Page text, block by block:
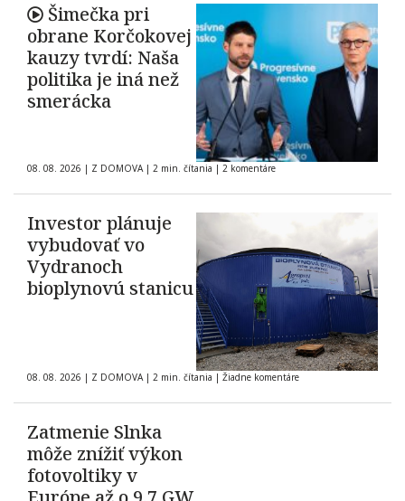
Šimečka pri
obrane Korčokovej
kauzy tvrdí: Naša
politika je iná než
smerácka
08. 08. 2026 | Z DOMOVA | 2 min. čítania | 2 komentáre
Investor plánuje
vybudovať vo
Vydranoch
bioplynovú stanicu
08. 08. 2026 | Z DOMOVA | 2 min. čítania | Žiadne komentáre
Zatmenie Slnka
môže znížiť výkon
fotovoltiky v